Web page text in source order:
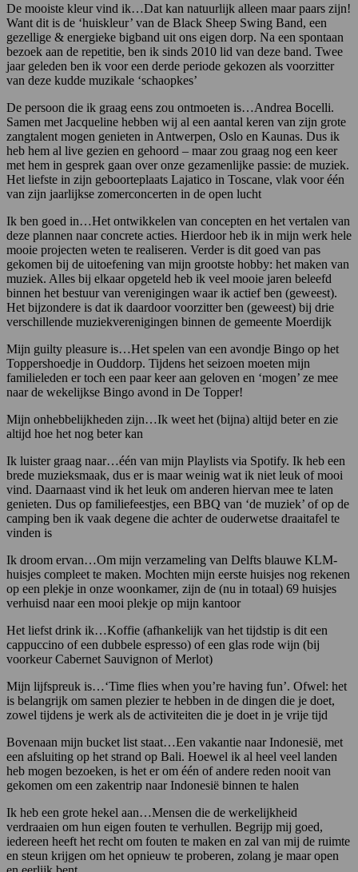
De mooiste kleur vind ik…Dat kan natuurlijk alleen maar paars zijn!
Want dit is de ‘huiskleur’ van de Black Sheep Swing Band, een
gezellige & energieke bigband uit ons eigen dorp. Na een spontaan
bezoek aan de repetitie, ben ik sinds 2010 lid van deze band. Twee
jaar geleden ben ik voor een derde periode gekozen als voorzitter
van deze kudde muzikale ‘schaopkes’
De persoon die ik graag eens zou ontmoeten is…Andrea Bocelli.
Samen met Jacqueline hebben wij al een aantal keren van zijn grote
zangtalent mogen genieten in Antwerpen, Oslo en Kaunas. Dus ik
heb hem al live gezien en gehoord – maar zou graag nog een keer
met hem in gesprek gaan over onze gezamenlijke passie: de muziek.
Het liefste in zijn geboorteplaats Lajatico in Toscane, vlak voor één
van zijn jaarlijkse zomerconcerten in de open lucht
Ik ben goed in…Het ontwikkelen van concepten en het vertalen van
deze plannen naar concrete acties. Hierdoor heb ik in mijn werk hele
mooie projecten weten te realiseren. Verder is dit goed van pas
gekomen bij de uitoefening van mijn grootste hobby: het maken van
muziek. Alles bij elkaar opgeteld heb ik veel mooie jaren beleefd
binnen het bestuur van verenigingen waar ik actief ben (geweest).
Het bijzondere is dat ik daardoor voorzitter ben (geweest) bij drie
verschillende muziekverenigingen binnen de gemeente Moerdijk
Mijn guilty pleasure is…Het spelen van een avondje Bingo op het
Toppershoedje in Ouddorp. Tijdens het seizoen moeten mijn
familieleden er toch een paar keer aan geloven en ‘mogen’ ze mee
naar de wekelijkse Bingo avond in De Topper!
Mijn onhebbelijkheden zijn…Ik weet het (bijna) altijd beter en zie
altijd hoe het nog beter kan
Ik luister graag naar…één van mijn Playlists via Spotify. Ik heb een
brede muzieksmaak, dus er is maar weinig wat ik niet leuk of mooi
vind. Daarnaast vind ik het leuk om anderen hiervan mee te laten
genieten. Dus op familiefeestjes, een BBQ van ‘de muziek’ of op de
camping ben ik vaak degene die achter de ouderwetse draaitafel te
vinden is
Ik droom ervan…Om mijn verzameling van Delfts blauwe KLM-
huisjes compleet te maken. Mochten mijn eerste huisjes nog rekenen
op een plekje in onze woonkamer, zijn de (nu in totaal) 69 huisjes
verhuisd naar een mooi plekje op mijn kantoor
Het liefst drink ik…Koffie (afhankelijk van het tijdstip is dit een
cappuccino of een dubbele espresso) of een glas rode wijn (bij
voorkeur Cabernet Sauvignon of Merlot)
Mijn lijfspreuk is…‘Time flies when you’re having fun’. Ofwel: het
is belangrijk om samen plezier te hebben in de dingen die je doet,
zowel tijdens je werk als de activiteiten die je doet in je vrije tijd
Bovenaan mijn bucket list staat…Een vakantie naar Indonesië, met
een afsluiting op het strand op Bali. Hoewel ik al heel veel landen
heb mogen bezoeken, is het er om één of andere reden nooit van
gekomen om een zakentrip naar Indonesië binnen te halen
Ik heb een grote hekel aan…Mensen die de werkelijkheid
verdraaien om hun eigen fouten te verhullen. Begrijp mij goed,
iedereen heeft het recht om fouten te maken en zal van mij de ruimte
en steun krijgen om het opnieuw te proberen, zolang je maar open